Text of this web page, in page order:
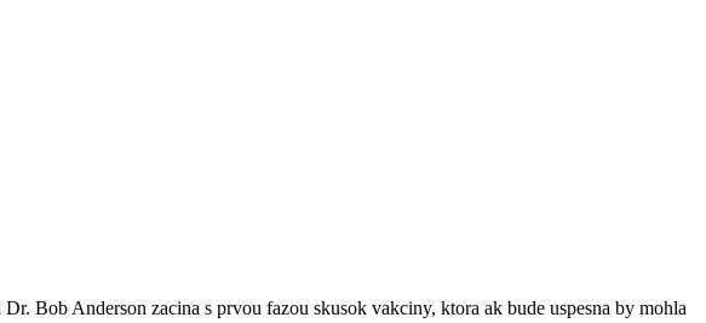
Bob Anderson zacina s prvou fazou skusok vakciny, ktora ak bude uspesna by mohla